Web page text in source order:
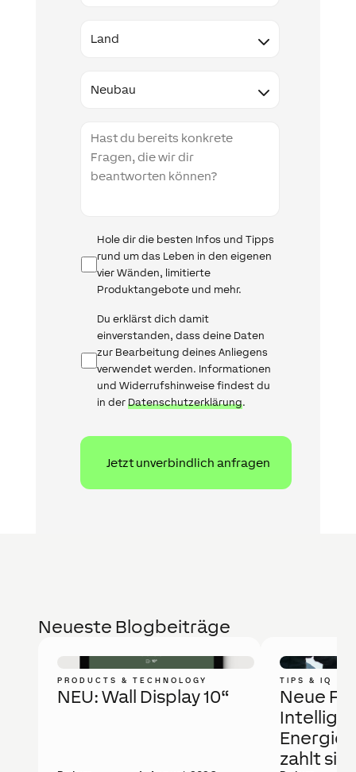
Infomail
Hole dir die besten Infos und Tipps
rund um das Leben in den eigenen
vier Wänden, limitierte
Produktangebote und mehr.
Datenschutz
Du erklärst dich damit
einverstanden, dass deine Daten
zur Bearbeitung deines Anliegens
verwendet werden. Informationen
und Widerrufshinweise findest du
in der Datenschutzerklärung.
Neueste Blogbeiträge
PRODUCTS & TECHNOLOGY
NEU: Wall Display 10“
TIPS & IQ
Neue
zahlt